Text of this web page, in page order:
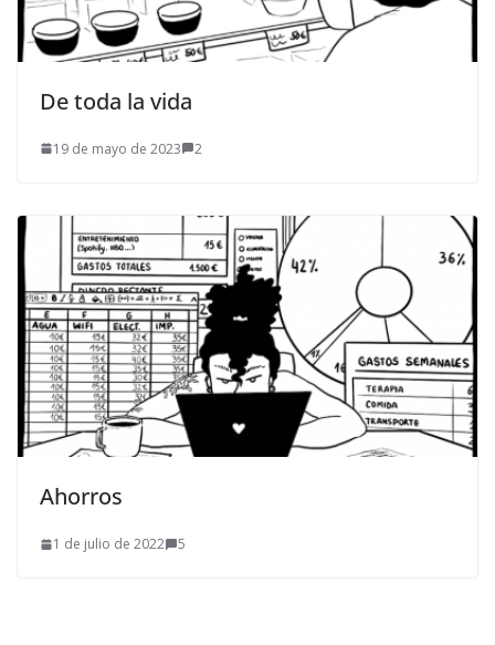
De toda la vida
19 de mayo de 2023 2
Ahorros
1 de julio de 2022 5